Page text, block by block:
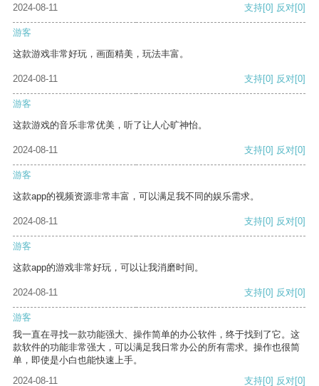
2024-08-11 支持[0] 反对[0]
游客
这款游戏非常好玩，画面精美，玩法丰富。
2024-08-11 支持[0] 反对[0]
游客
这款游戏的音乐非常优美，听了让人心旷神怡。
2024-08-11 支持[0] 反对[0]
游客
这款app的视频资源非常丰富，可以满足我不同的娱乐需求。
2024-08-11 支持[0] 反对[0]
游客
这款app的游戏非常好玩，可以让我消磨时间。
2024-08-11 支持[0] 反对[0]
游客
我一直在寻找一款功能强大、操作简单的办公软件，终于找到了它。这
款软件的功能非常强大，可以满足我日常办公的所有需求。操作也很简
单，即使是小白也能快速上手。
2024-08-11
支持[0] 反对[0]